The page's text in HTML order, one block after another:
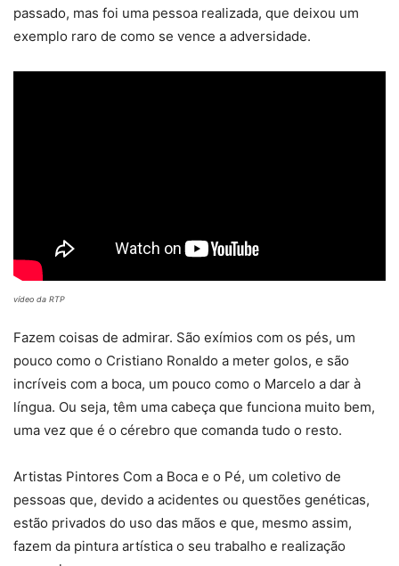
passado, mas foi uma pessoa realizada, que deixou um
exemplo raro de como se vence a adversidade.
vídeo da RTP
Fazem coisas de admirar. São exímios com os pés, um
pouco como o Cristiano Ronaldo a meter golos, e são
incríveis com a boca, um pouco como o Marcelo a dar à
língua. Ou seja, têm uma cabeça que funciona muito bem,
uma vez que é o cérebro que comanda tudo o resto.
Artistas Pintores Com a Boca e o Pé, um coletivo de
pessoas que, devido a acidentes ou questões genéticas,
estão privados do uso das mãos e que, mesmo assim,
fazem da pintura artística o seu trabalho e realização